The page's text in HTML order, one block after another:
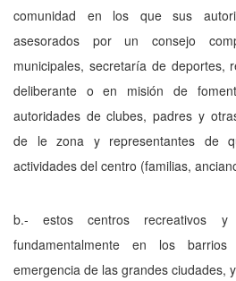
comunidad en los que sus
asesorados por un consejo
municipales, secretaría de deportes,
deliberante o en misión de
autoridades de clubes, padres y
de le zona y representantes de
actividades del centro (familias,
b.- estos centros recreativos y
fundamentalmente en los
emergencia de las grandes ciudades,